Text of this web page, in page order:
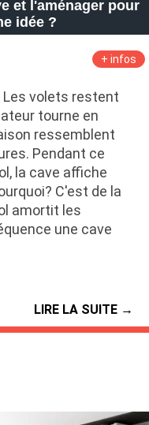
et l'aménager pour
idée ?
+ infos
Les volets restent
tourne en
ressemblent
Pendant ce
la cave affiche
C'est de la
amortit les
une cave
LIRE LA SUITE →